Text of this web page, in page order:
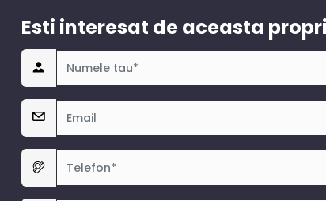
Esti interesat de aceasta